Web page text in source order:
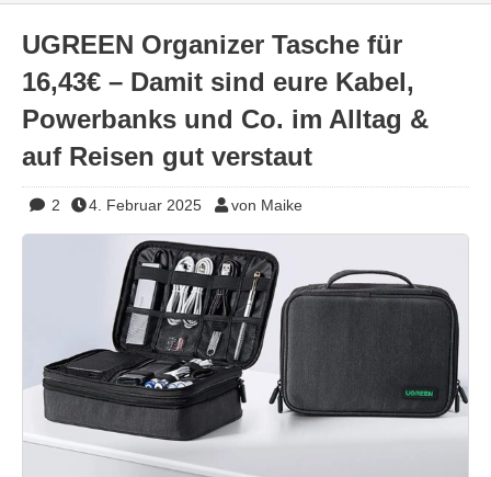
UGREEN Organizer Tasche für
16,43€ – Damit sind eure Kabel,
Powerbanks und Co. im Alltag &
auf Reisen gut verstaut
2 4. Februar 2025 von Maike